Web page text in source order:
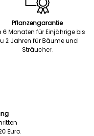
Pflanzengarantie
6 Monaten für Einjährige bis
2 Jahren für Bäume und
Sträucher.
Euro.